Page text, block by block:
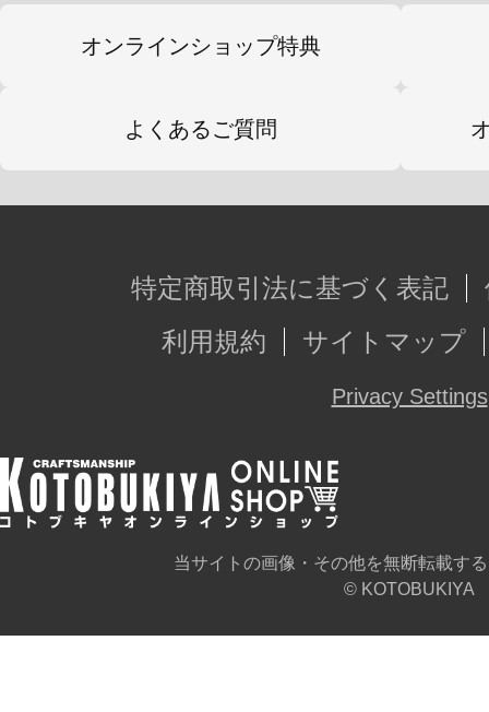
オンラインショップ特典
よくあるご質問
特定商取引法に基づく表記
利用規約
サイトマップ
Privacy Settings
当サイトの画像・その他を無断転載す
© KOTOBUKIYA